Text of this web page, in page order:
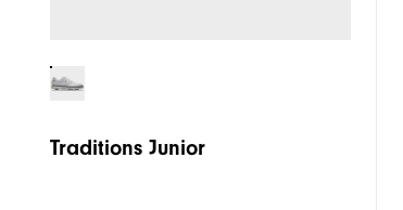
Traditions Junior